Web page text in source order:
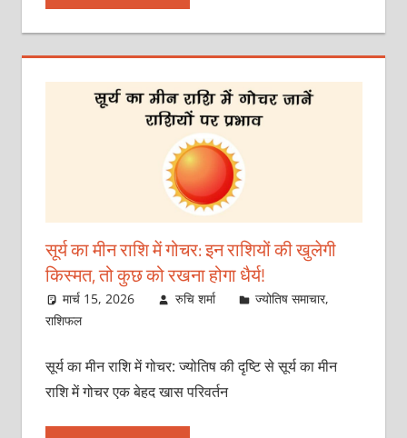
सूर्य का मीन राशि में गोचर: इन राशियों की खुलेगी
किस्मत, तो कुछ को रखना होगा धैर्य!
मार्च 15, 2026 रुचि शर्मा ज्योतिष समाचार,
राशिफल
सूर्य का मीन राशि में गोचर: ज्योतिष की दृष्टि से सूर्य का मीन
राशि में गोचर एक बेहद खास परिवर्तन